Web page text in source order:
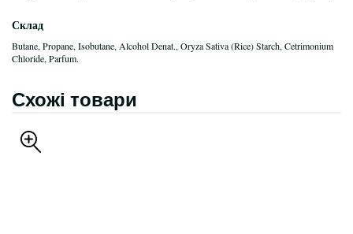
Склад
Butane, Propane, Isobutane, Alcohol Denat., Oryza Sativa (Rice) Starch, Cetrimonium
Chloride, Parfum.
Схожі товари